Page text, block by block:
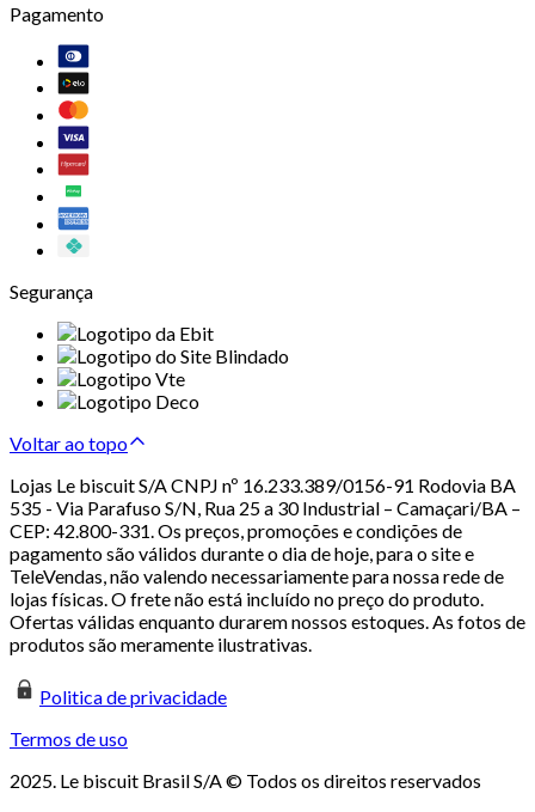
Pagamento
Segurança
Voltar ao topo
Lojas Le biscuit S/A CNPJ nº 16.233.389/0156-91 Rodovia BA
535 - Via Parafuso S/N, Rua 25 a 30 Industrial – Camaçari/BA –
CEP: 42.800-331. Os preços, promoções e condições de
pagamento são válidos durante o dia de hoje, para o site e
TeleVendas, não valendo necessariamente para nossa rede de
lojas físicas. O frete não está incluído no preço do produto.
Ofertas válidas enquanto durarem nossos estoques. As fotos de
produtos são meramente ilustrativas.
Politica de privacidade
Termos de uso
2025. Le biscuit Brasil S/A © Todos os direitos reservados